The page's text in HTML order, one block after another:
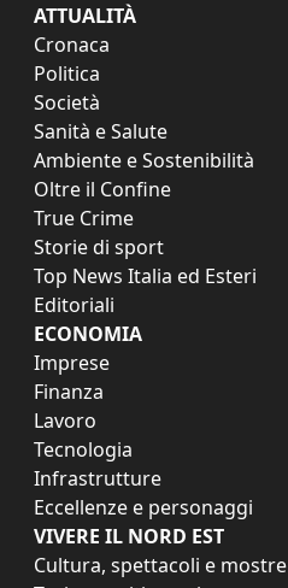
ATTUALITÀ
Cronaca
Politica
Società
Sanità e Salute
Ambiente e Sostenibilità
Oltre il Confine
True Crime
Storie di sport
Top News Italia ed Esteri
Editoriali
ECONOMIA
Imprese
Finanza
Lavoro
Tecnologia
Infrastrutture
Eccellenze e personaggi
VIVERE IL NORD EST
Cultura, spettacoli e mostre